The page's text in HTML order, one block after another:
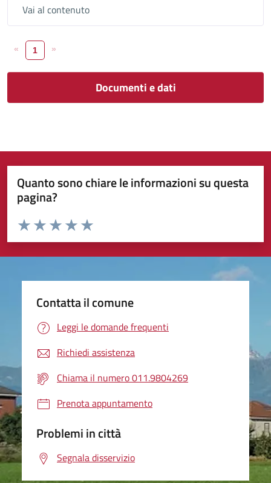
Vai al contenuto
« 1 »
Documenti e dati
Quanto sono chiare le informazioni su questa
pagina?
Valuta da 1 a 5 stelle la pagina
Valuta 5 stelle su 5
Valuta 4 stelle su 5
Valuta 3 stelle su 5
Valuta 2 stelle su 5
Valuta 1 stelle su 5
Contatta il comune
Leggi le domande frequenti
Richiedi assistenza
Chiama il numero 011.9804269
Prenota appuntamento
Problemi in città
Segnala disservizio